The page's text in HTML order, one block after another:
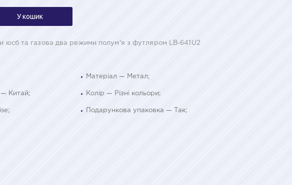
У кошик
юсб та газова два режими полум'я з футляром LB-641U2
Матеріал — Метал;
— Китай; Колір — Різні кольори;
Подарункова упаковка — Так;